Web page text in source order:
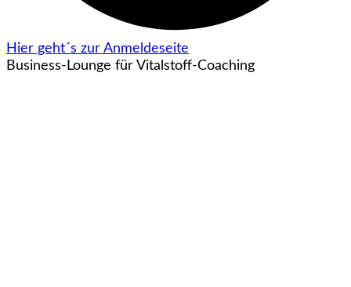
Hier geht´s zur Anmeldeseite
Business-Lounge für Vitalstoff-Coaching